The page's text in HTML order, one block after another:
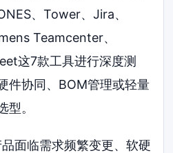
、Tower、Jira、
Teamcenter、
这7款工具进行深度测
件协同、BOM管理或轻量
型。
面临需求频繁变更、软硬